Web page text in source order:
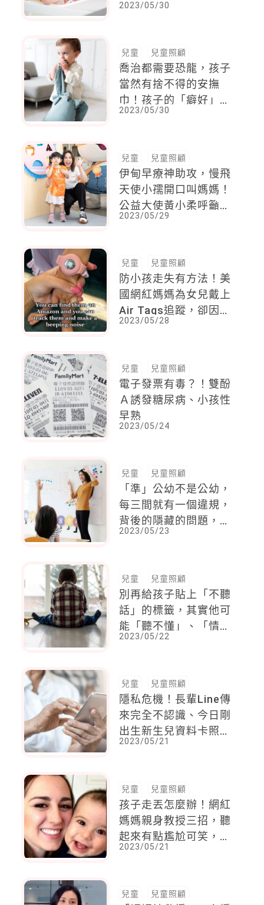
消耗殆盡，聰明補鐵可
2023/05/30
兒童 兒童照顧
喬治都需要恐龍，孩子
當然有捨不得的安撫
巾！孩子的「癖好」，
該不該糾正？ 改善方
2023/05/30
兒童 兒童照顧
伊甸早療神助攻，慢飛
天使小孺開口叫媽媽！
公益大使黃小柔呼籲孩
子發展不能等
2023/05/29
兒童 兒童照顧
防小孩走失有方法！美
國網紅媽媽為女兒戴上
Air Tags追蹤，卻因為
「這句話」引發爭議
2023/05/28
兒童 兒童照顧
電子發票有毒？！雙酚
Ａ誘發糖尿病、小孩性
早熟
2023/05/24
兒童 兒童照顧
「準」公幼不是公幼，
每三間就有一個違規，
背後的隱藏的問題，讓
父母擔心不已
2023/05/23
兒童 兒童照顧
別再給孩子貼上「不聽
話」的標籤，其實他可
能「聽不懂」、「情緒
中」，或是「辦不到」
2023/05/22
兒童 兒童照顧
隱私危機！長輩Line傳
來完全不認識、今日剛
出生新生兒資料卡照
片：「不知道是誰的小
2023/05/21
兒童 兒童照顧
孩子走丟怎麼辦！網紅
媽媽親身教授三招，聽
起來有點尷尬可笑，但
是值得爸媽謹記在心
2023/05/21
兒童 兒童照顧